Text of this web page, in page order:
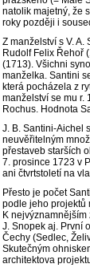
natolik majetný, že
roky později i
Z manželství s V.
Rudolf Felix Řehoř
(1713). Všichni
manželka. Santini
která pocházela z
manželství se mu r.
Rochus. Hodnota
J. B. Santini-Aichel
neuvěřitelným
přestaveb starších
7. prosince 1723 v
ani čtvrtstoletí na
Přesto je počet
podle jeho projektů
K nejvýznamnějším
J. Snopek aj. První
Čechy (Sedlec,
Skutečným
architektova